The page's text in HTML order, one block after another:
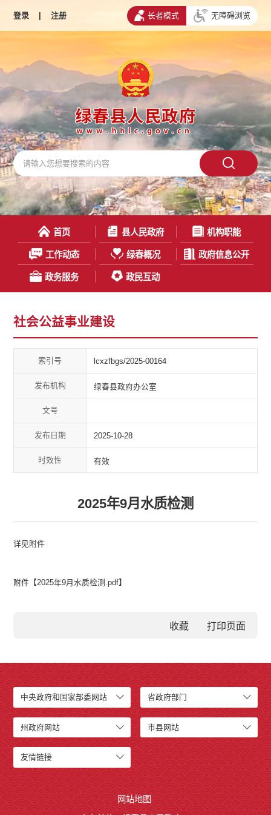
登录 | 注册 长者模式 无障碍浏览
首页 县人民政府 机构职能
工作动态 绿春概况 政府信息公开
政务服务 政民互动
社会公益事业建设
索引号 lcxzfbgs/2025-00164
发布机构 绿春县政府办公室
文号
发布日期 2025-10-28
时效性 有效
2025年9月水质检测
详见附件
附件【2025年9月水质检测.pdf】
收藏
中央政府和国家部委网站 省政府部门
州政府网站 市县网站
友情链接
网站地图